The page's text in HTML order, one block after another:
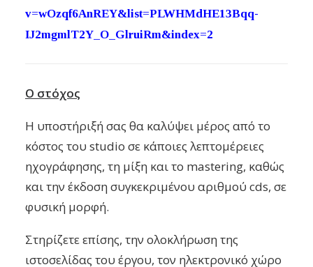
v=wOzqf6AnREY&list=PLWHMdHE13Bqq-
IJ2mgmlT2Y_O_GlruiRm&index=2
Ο στόχος
Η υποστήριξή σας θα καλύψει μέρος από το
κόστος του studio σε κάποιες λεπτομέρειες
ηχογράφησης, τη μίξη και το mastering, καθώς
και την έκδοση συγκεκριμένου αριθμού cds, σε
φυσική μορφή.
Στηρίζετε επίσης, την ολοκλήρωση της
ιστοσελίδας του έργου, τον ηλεκτρονικό χώρο